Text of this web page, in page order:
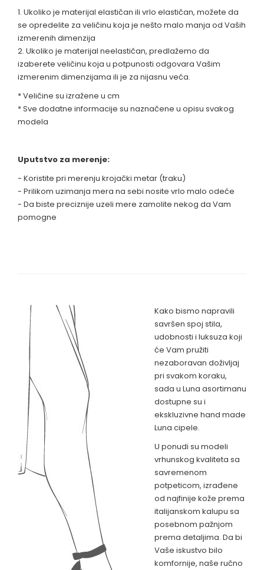
1. Ukoliko je materijal elastičan ili vrlo elastičan, možete da
se opredelite za veličinu koja je nešto malo manja od Vaših
izmerenih dimenzija
2. Ukoliko je materijal neelastičan, predlažemo da
izaberete veličinu koja u potpunosti odgovara Vašim
izmerenim dimenzijama ili je za nijasnu veća.
* Veličine su izražene u cm
* Sve dodatne informacije su naznačene u opisu svakog
modela
Uputstvo za merenje:
- Koristite pri merenju krojački metar (traku)
- Prilikom uzimanja mera na sebi nosite vrlo malo odeće
- Da biste preciznije uzeli mere zamolite nekog da Vam
pomogne
Kako bismo napravili
savršen spoj stila,
udobnosti i luksuza koji
će Vam pružiti
nezaboravan doživljaj
pri svakom koraku,
sada u Luna asortimanu
dostupne su i
ekskluzivne hand made
Luna cipele.
U ponudi su modeli
vrhunskog kvaliteta sa
savremenom
potpeticom, izrađene
od najfinije kože prema
italijanskom kalupu sa
posebnom pažnjom
prema detaljima. Da bi
Vaše iskustvo bilo
komfornije, naše ručno